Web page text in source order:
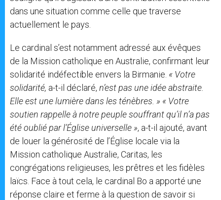
dans une situation comme celle que traverse
actuellement le pays.
Le cardinal s’est notamment adressé aux évêques
de la Mission catholique en Australie, confirmant leur
solidarité indéfectible envers la Birmanie. « Votre
solidarité, a-t-il déclaré, n’est pas une idée abstraite.
Elle est une lumière dans les ténèbres. » « Votre
soutien rappelle à notre peuple souffrant qu’il n’a pas
été oublié par l’Église universelle », a-t-il ajouté, avant
de louer la générosité de l’Église locale via la
Mission catholique Australie, Caritas, les
congrégations religieuses, les prêtres et les fidèles
laïcs. Face à tout cela, le cardinal Bo a apporté une
réponse claire et ferme à la question de savoir si